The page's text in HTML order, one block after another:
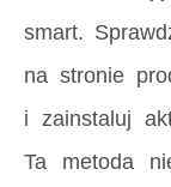
smart.
na stronie
i zainstaluj
Ta metoda